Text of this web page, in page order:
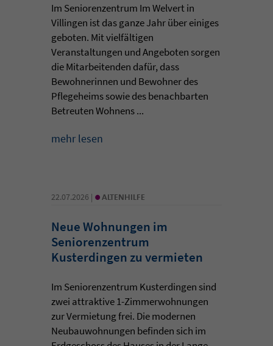
Im Seniorenzentrum Im Welvert in
Villingen ist das ganze Jahr über einiges
geboten. Mit vielfältigen
Veranstaltungen und Angeboten sorgen
die Mitarbeitenden dafür, dass
Bewohnerinnen und Bewohner des
Pflegeheims sowie des benachbarten
Betreuten Wohnens ...
mehr lesen
22.07.2026 | • ALTENHILFE
Neue Wohnungen im
Seniorenzentrum
Kusterdingen zu vermieten
Im Seniorenzentrum Kusterdingen sind
zwei attraktive 1-Zimmerwohnungen
zur Vermietung frei. Die modernen
Neubauwohnungen befinden sich im